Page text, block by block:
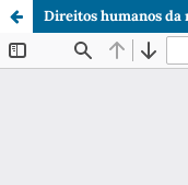
Direitos humanos da